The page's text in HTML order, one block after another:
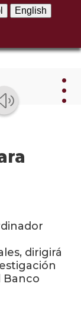
English
dirigirá
Banco